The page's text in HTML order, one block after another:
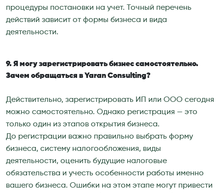
процедуры постановки на учет. Точный перечень
действий зависит от формы бизнеса и вида
деятельности.
9. Я могу зарегистрировать бизнес самостоятельно.
Зачем обращаться в Yaran Consulting?
Действительно, зарегистрировать ИП или ООО сегодня
можно самостоятельно. Однако регистрация — это
только один из этапов открытия бизнеса.
До регистрации важно правильно выбрать форму
бизнеса, систему налогообложения, виды
деятельности, оценить будущие налоговые
обязательства и учесть особенности работы именно
вашего бизнеса. Ошибки на этом этапе могут привести